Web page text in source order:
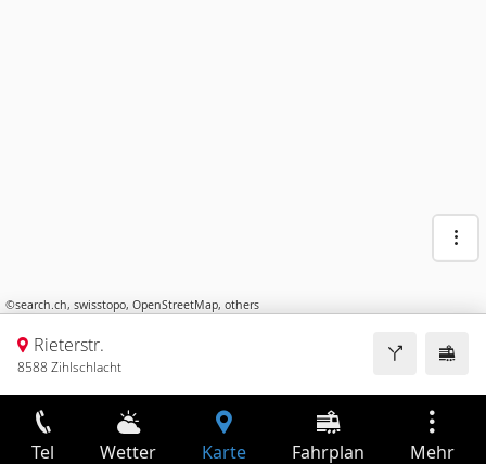
©search.ch, swisstopo, OpenStreetMap, others
Rieterstr.
8588 Zihlschlacht
Tel Wetter Karte Fahrplan Mehr